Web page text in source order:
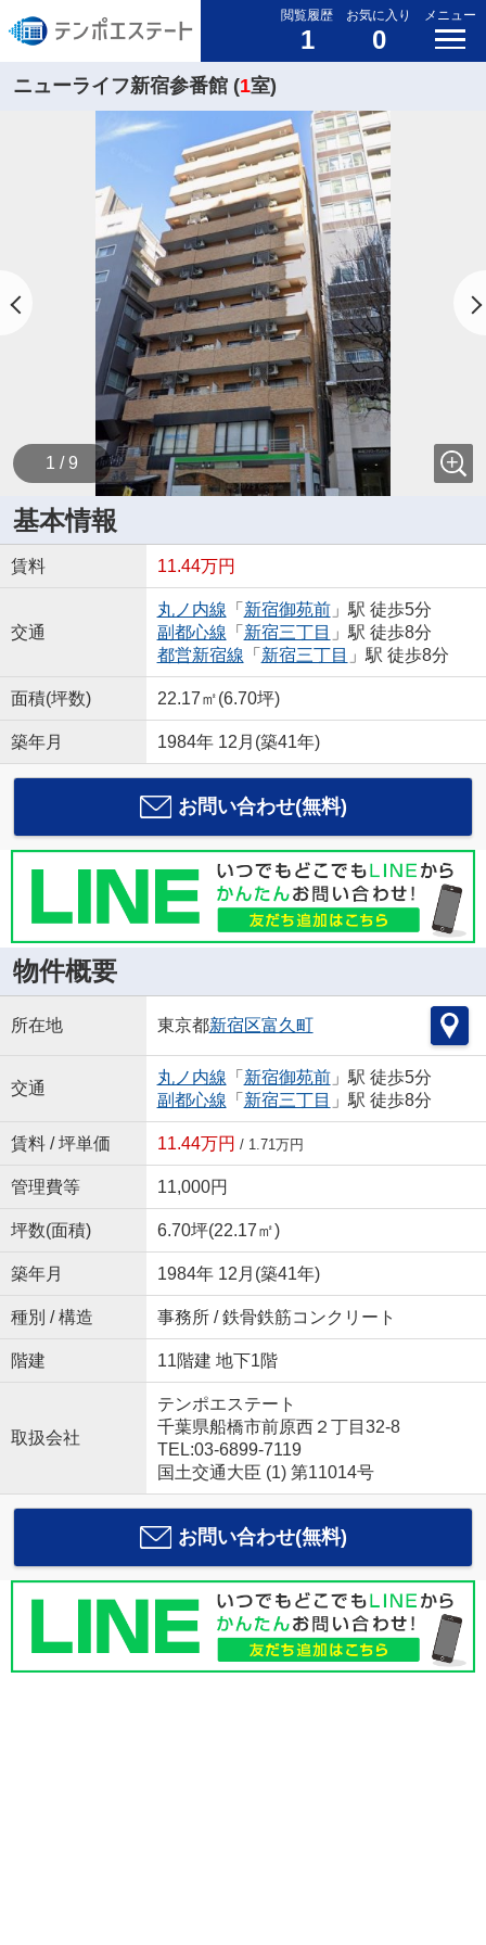
閲覧履歴
1
お気に入り
0
メニュー
ニューライフ新宿参番館 (1室)
1 / 9
基本情報
賃料 11.44万円
交通
丸ノ内線 「 新宿御苑前」駅 徒歩5分
副都心線 「 新宿三丁目 」駅 徒歩8分
都営新宿線 「 新宿三丁目 」駅 徒歩8分
面積(坪数) 22.17㎡(6.70坪)
築年月 1984年 12月(築41年)
お問い合わせ(無料)
物件概要
所在地 東京都新宿区富久町
交通
丸ノ内線 「 新宿御苑前」駅 徒歩5分
副都心線 「 新宿三丁目 」駅 徒歩8分
賃料 / 坪単価 11.44万円 / 1.71万円
管理費等 11,000円
坪数(面積) 6.70坪(22.17㎡)
築年月 1984年 12月(築41年)
種別 / 構造 事務所 / 鉄骨鉄筋コンクリート
階建 11階建 地下1階
取扱会社
テンポエステート
千葉県船橋市前原西２丁目32-8
TEL:03-6899-7119
国土交通大臣 (1) 第11014号
お問い合わせ(無料)